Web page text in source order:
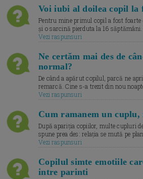
Voi iubi al doilea copil la
Pentru mine primul copil a fost foarte
și o sarcină pierduta la 16
Vezi raspunsuri
Ne certăm mai des de
normal?
De când a apărut copilul, parcă ne
remarcă. Cine s-a trezit din nou
Vezi raspunsuri
Cum ramanem un
După apariția copiilor, multe cupluri
spune prea des: relația se mută pe
Vezi raspunsuri
Copilul simte emotiile
intre parinti